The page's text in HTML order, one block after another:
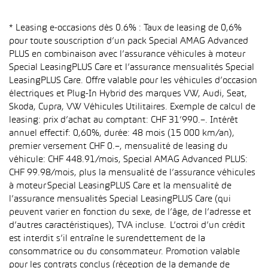
* Leasing e-occasions dès 0.6% : Taux de leasing de 0,6%
pour toute souscription d’un pack Special AMAG Advanced
PLUS en combinaison avec l’assurance véhicules à moteur
Special LeasingPLUS Care et l’assurance mensualités Special
LeasingPLUS Care. Offre valable pour les véhicules d’occasion
électriques et Plug-In Hybrid des marques VW, Audi, Seat,
Skoda, Cupra, VW Véhicules Utilitaires. Exemple de calcul de
leasing: prix d’achat au comptant: CHF 31’990.–. Intérêt
annuel effectif: 0,60%, durée: 48 mois (15 000 km/an),
premier versement CHF 0.–, mensualité de leasing du
véhicule: CHF 448.91/mois, Special AMAG Advanced PLUS:
CHF 99.98/mois, plus la mensualité de l’assurance véhicules
à moteur Special LeasingPLUS Care et la mensualité de
l’assurance mensualités Special LeasingPLUS Care (qui
peuvent varier en fonction du sexe, de l’âge, de l’adresse et
d’autres caractéristiques), TVA incluse. L’octroi d’un crédit
est interdit s’il entraîne le surendettement de la
consommatrice ou du consommateur. Promotion valable
pour les contrats conclus (réception de la demande de